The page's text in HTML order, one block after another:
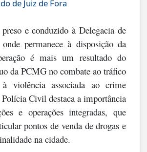
de Juiz de Fora
e conduzido à Delegacia de
permanece à disposição da
é mais um resultado do
da PCMG no combate ao tráfico
violência associada ao crime
Civil destaca a importância
e operações integradas, que
pontos de venda de drogas e
na cidade.